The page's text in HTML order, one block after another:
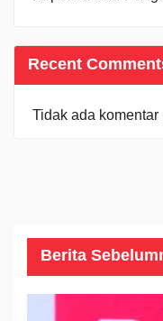
Recent
Tidak ada
Berita